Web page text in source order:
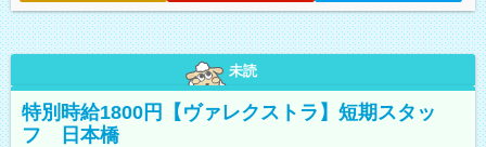
未読
特別時給1800円【ヴァレクストラ】短期スタッ
フ 日本橋